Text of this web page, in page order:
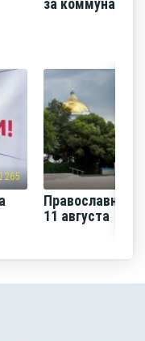
за
265
Православная
11 августа